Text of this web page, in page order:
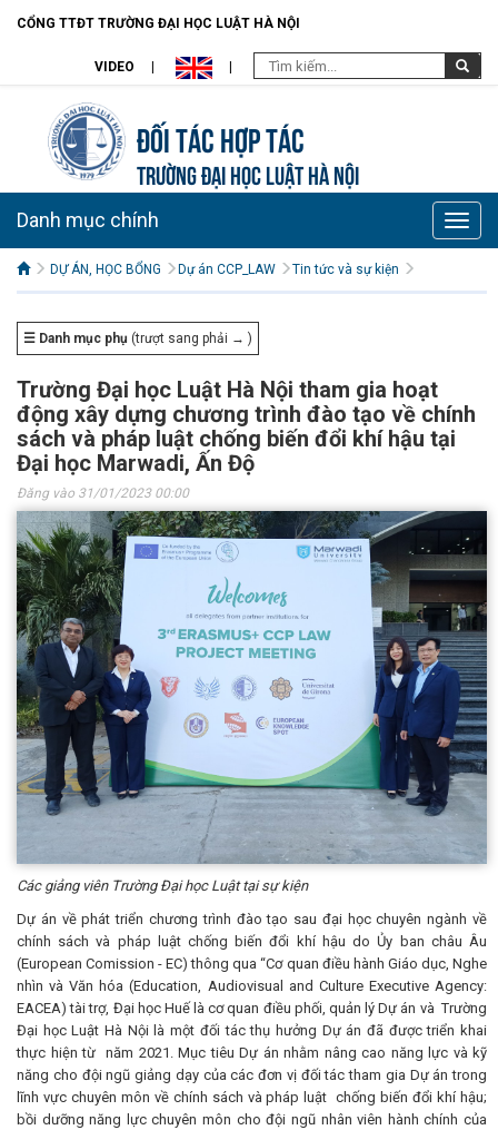
CỔNG TTĐT TRƯỜNG ĐẠI HỌC LUẬT HÀ NỘI
VIDEO
Đối tác hợp tác
TRƯỜNG ĐẠI HỌC LUẬT HÀ NỘI
Toggle
Danh mục chính
DỰ ÁN, HỌC BỔNG Dự án CCP_LAW Tin tức và sự kiện
☰ Danh mục phụ (trượt sang phải → )
Trường Đại học Luật Hà Nội tham gia hoạt
động xây dựng chương trình đào tạo về chính
sách và pháp luật chống biến đổi khí hậu tại
Đại học Marwadi, Ấn Độ
Đăng vào 31/01/2023 00:00
Các giảng viên Trường Đại học Luật tại sự kiện
Dự án về phát triển chương trình đào tạo sau đại học chuyên ngành về
chính sách và pháp luật chống biến đổi khí hậu do Ủy ban châu Âu
(European Comission - EC) thông qua “Cơ quan điều hành Giáo dục, Nghe
nhìn và Văn hóa (Education, Audiovisual and Culture Executive Agency:
EACEA) tài trợ, Đại học Huế là cơ quan điều phối, quản lý Dự án và Trường
Đại học Luật Hà Nội là một đối tác thụ hưởng Dự án đã được triển khai
thực hiện từ năm 2021. Mục tiêu Dự án nhằm nâng cao năng lực và kỹ
năng cho đội ngũ giảng dạy của các đơn vị đối tác tham gia Dự án trong
lĩnh vực chuyên môn về chính sách và pháp luật chống biến đổi khí hậu;
bồi dưỡng năng lực chuyên môn cho đội ngũ nhân viên hành chính của